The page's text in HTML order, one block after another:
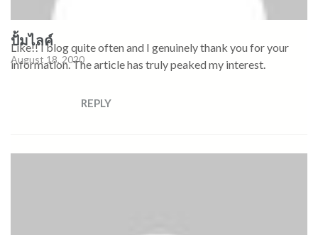
ปั้มไลค์
August 18, 2020
Like!! I blog quite often and I genuinely thank you for your
information. The article has truly peaked my interest.
REPLY